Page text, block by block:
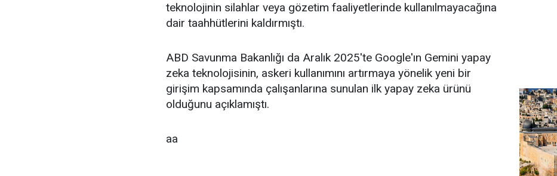
teknolojinin silahlar veya gözetim faaliyetlerinde kullanılmayacağına
dair taahhütlerini kaldırmıştı.
ABD Savunma Bakanlığı da Aralık 2025'te Google'ın Gemini yapay
zeka teknolojisinin, askeri kullanımını artırmaya yönelik yeni bir
girişim kapsamında çalışanlarına sunulan ilk yapay zeka ürünü
olduğunu açıklamıştı.
aa